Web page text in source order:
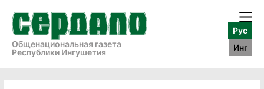
Общенациональная газета
Республики Ингушетия
Рус
Инг